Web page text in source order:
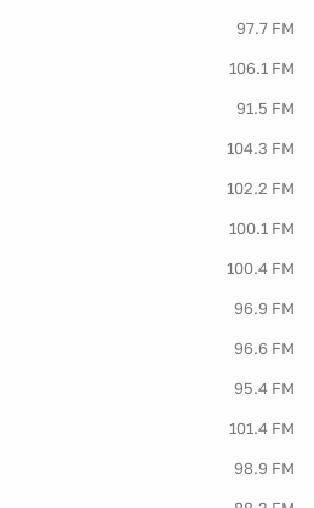
97.7 FM
106.1 FM
91.5 FM
104.3 FM
102.2 FM
100.1 FM
100.4 FM
96.9 FM
96.6 FM
95.4 FM
101.4 FM
98.9 FM